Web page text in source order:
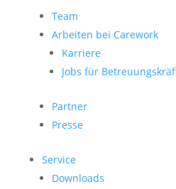
Team
Arbeiten bei Carework
Karriere
Jobs für
Partner
Presse
Service
Downloads